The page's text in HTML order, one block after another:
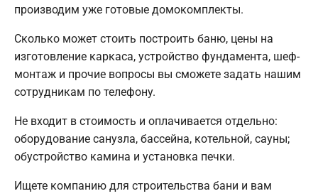
производим уже готовые домокомплекты.
Сколько может стоить построить баню, цены на
изготовление каркаса, устройство фундамента, шеф-
монтаж и прочие вопросы вы сможете задать нашим
сотрудникам по телефону.
Не входит в стоимость и оплачивается отдельно:
оборудование санузла, бассейна, котельной, сауны;
обустройство камина и установка печки.
Ищете компанию для строительства бани и вам